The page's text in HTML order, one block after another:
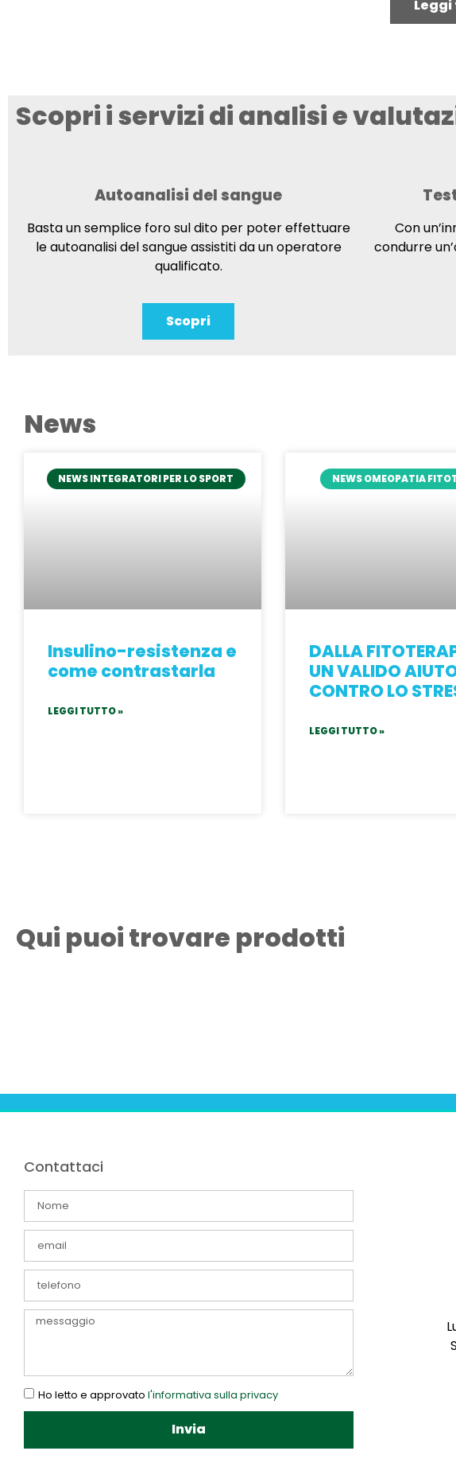
Scopri i servizi di analisi e
Autoanalisi del sangue
Basta un semplice foro sul dito per poter effettuare
le autoanalisi del sangue assistiti da un operatore
qualificato.
Scopri
Con
condurre
News
NEWS INTEGRATORI PER LO SPORT
Insulino-resistenza e
come contrastarla
LEGGI TUTTO »
NEWS OMEOPATIA
DALLA
UN VALIDO
CONTRO LO
LEGGI TUTTO »
Qui puoi trovare prodotti
Contattaci
Ho letto e approvato l'informativa sulla privacy
Invia